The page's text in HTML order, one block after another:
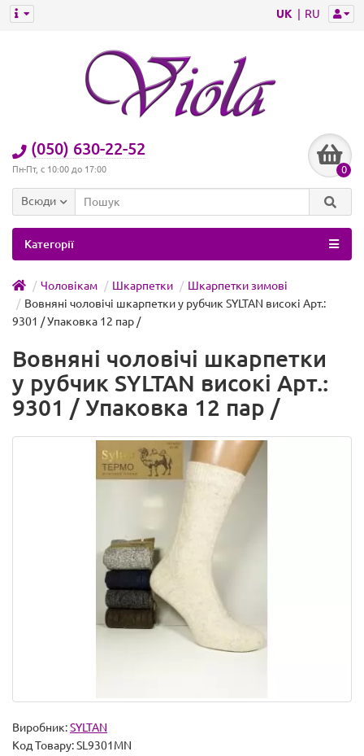
UK RU
(050) 630-22-52
Пн-Пт, с 10:00 до 17:00 0
Всюди
Категорії
Чоловікам Шкарпетки
Шкарпетки зимові
Вовняні чоловічі шкарпетки у рубчик SYLTAN високі Арт.:
9301 / Упаковка 12 пар /
Вовняні чоловічі шкарпетки
у рубчик SYLTAN високі Арт.:
9301 / Упаковка 12 пар /
Виробник:SYLTAN
Код Товару:SL9301MN